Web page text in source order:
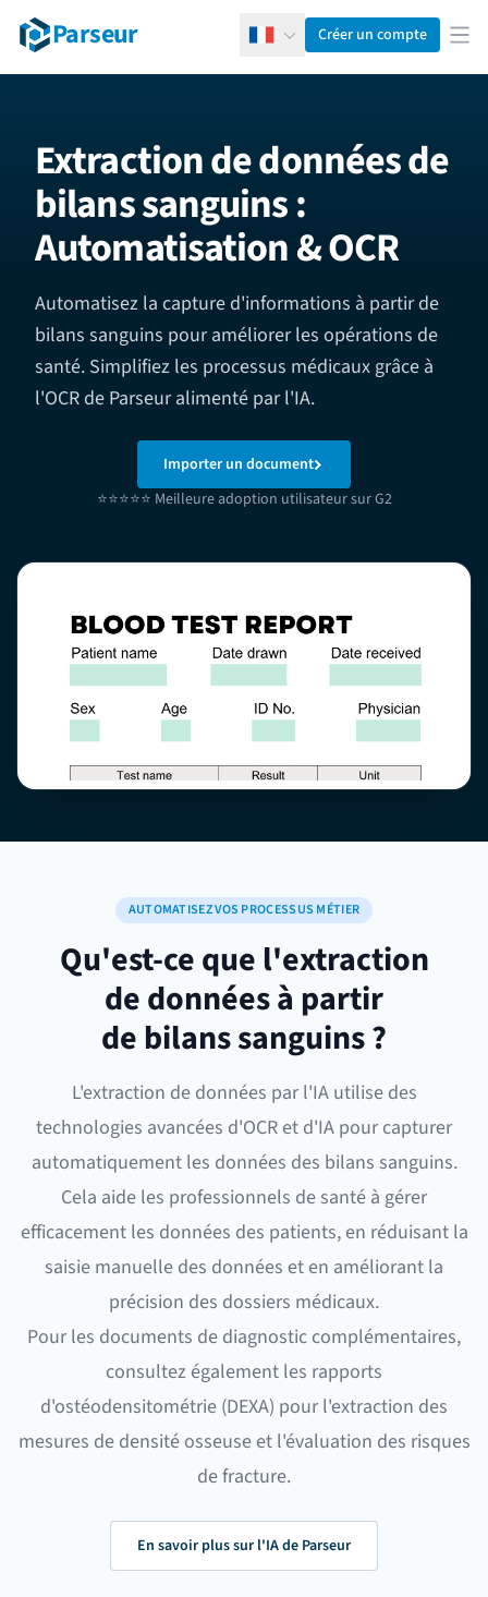
Parseur FrançaisCréer un compte
Extraction de données de
bilans sanguins :
Automatisation & OCR
Automatisez la capture d'informations à partir de
bilans sanguins pour améliorer les opérations de
santé. Simplifiez les processus médicaux grâce à
l'OCR de Parseur alimenté par l'IA.
Importer un document
⭐⭐⭐⭐⭐ Meilleure adoption utilisateur sur G2
AUTOMATISEZ VOS PROCESSUS MÉTIER
Qu'est-ce que l'extraction
de données à partir
de bilans sanguins ?
L'extraction de données par l'IAutilise des
technologies avancées d'OCR et d'IA pour capturer
automatiquement les données des bilans sanguins.
Cela aide les professionnels de santé à gérer
efficacement les données des patients, en réduisant la
saisie manuelle des données et en améliorant la
précision des dossiers médicaux.
Pour les documents de diagnostic complémentaires,
consultez également les rapports
d'ostéodensitométrie (DEXA) pour l'extraction des
mesures de densité osseuse et l'évaluation des risques
de fracture.
En savoir plus sur l'IA de Parseur